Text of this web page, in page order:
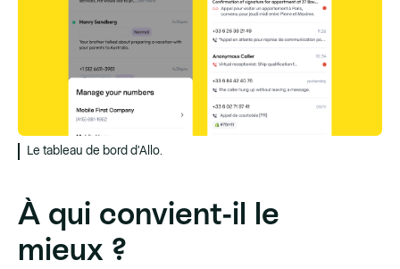
Le tableau de bord d'Allo.
À qui convient-il le
mieux ?